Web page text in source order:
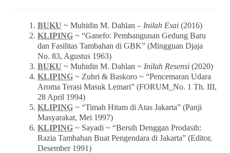
BUKU ~ Muhidin M. Dahlan – Inilah Esai(2016)
KLIPING~ “Ganefo: Pembangunan Gedung Baru
dan Fasilitas Tambahan di GBK” (Mingguan Djaja
No. 83, Agustus 1963)
BUKU ~ Muhidin M. Dahlan ~ Inilah Resensi(2020)
KLIPING~ Zuhri & Baskoro ~ “Pencemaran Udara
Aroma Terasi Masuk Lemari” (FORUM_No. 1 Th. III,
28 April 1994)
KLIPING~ “Timah Hitam di Atas Jakarta” (Panji
Masyarakat, Mei 1997)
KLIPING~ Sayadi ~ “Bersih Denggan Prodasih:
Razia Tambahan Buat Pengendara di Jakarta” (Editor,
Desember 1991)